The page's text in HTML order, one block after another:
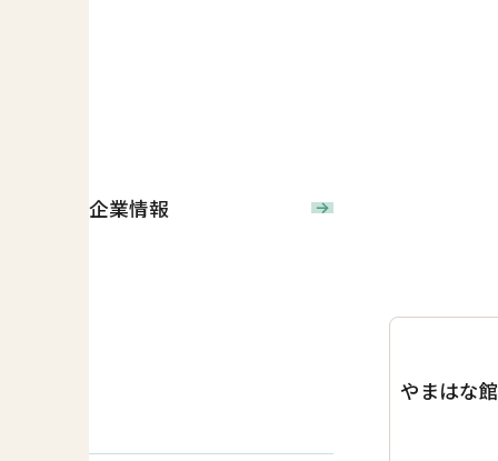
企業情報
やまはな